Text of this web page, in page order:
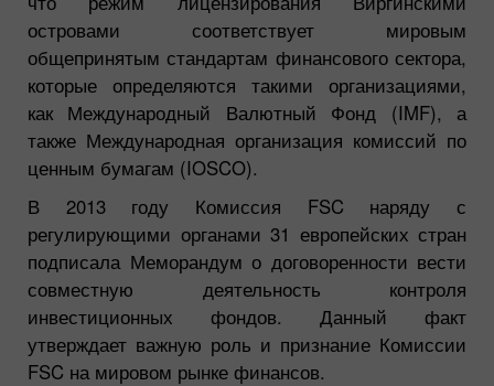
островами соответствует мировым
общепринятым стандартам финансового сектора,
которые определяются такими организациями,
как Международный Валютный Фонд (IMF), а
также Международная организация комиссий по
ценным бумагам (IOSCO).
В 2013 году Комиссия FSC наряду с
регулирующими органами 31 европейских стран
подписала Меморандум о договоренности вести
совместную деятельность контроля
инвестиционных фондов. Данный факт
утверждает важную роль и признание Комиссии
FSC на мировом рынке финансов.